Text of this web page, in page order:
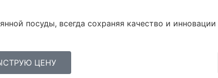
посуды, всегда сохраняя качество и
ЦЕНУ